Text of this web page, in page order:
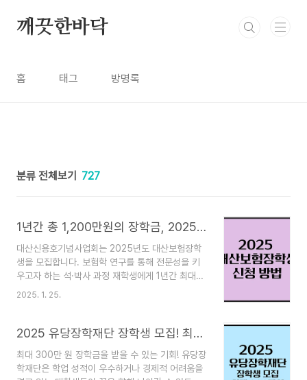
깨끗한바닥
홈 태그 방명록
분류 전체보기 727
1년간 총 1,200만원의 장학금, 2025 대산보험장학생 신청 방법
대산신용호기념사업회는 2025년도 대산보험장학
생을 모집합니다. 보험학 연구를 통해 전문성을 키
우고자 하는 석·박사 과정 재학생에게 1년간 최대
1,200만 원의 장학금을 지원합니다.📌 장학생 모집
수혜 불가 (타 장학금과 중복 지원 불가)지원 대상은
포함)기존 대산보험장학생도 재신청 가능 (학업 성
적 및 연구 성과로 심사)2. 선발 인원총 3~5명3. 장
2025. 1. 25.
2025 유당장학재단 장학생 모집! 최대 300만 원 장학금 지원받는 방법
최대 300만 원 장학금을 받을 수 있는 기회! 유당장
학재단은 학업 성적이 우수하거나 경제적 어려움을